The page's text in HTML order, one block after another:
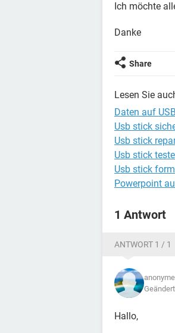
Ich möchte
Danke
Share
Lesen Sie
Daten auf
Usb stick
Usb stick
Usb stick
Usb stick
Powerpoint
1 Antwort
ANTWORT 1 / 1
Hallo,